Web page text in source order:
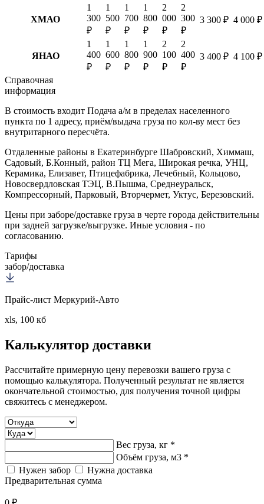
ХМАО
1
300
₽
1
500
₽
1
700
₽
1
800
₽
2
000
₽
2
300
₽
3 300 ₽ 4 000 ₽
ЯНАО
1
400
₽
1
600
₽
1
800
₽
1
900
₽
2
100
₽
2
400
₽
3 400 ₽ 4 100 ₽
Справочная
информация
В стоимость входит Подача а/м в пределах населенного
пункта по 1 адресу, приём/выдача груза по кол-ву мест без
внутритарного пересчёта.
Отдаленные районы в Екатеринбурге Шабровский, Химмаш,
Садовый, Б.Конный, район ТЦ Мега, Широкая речка, УНЦ,
Керамика, Елизавет, Птицефабрика, Лечебный, Кольцово,
Новосвердловская ТЭЦ, В.Пышма, Среднеуральск,
Компрессорный, Парковый, Вторчермет, Уктус, Березовский.
Цены при заборе/доставке груза в черте города действительны
при задней загрузке/выгрузке. Иные условия - по
согласованию.
Тарифы
забор/доставка
Прайс-лист Меркурий-Авто
xls, 100 кб
Калькулятор доставки
Рассчитайте примерную цену перевозки вашего груза с
помощью калькулятора. Полученный результат не является
окончательной стоимостью, для получения точной цифры
свяжитесь с менеджером.
Вес груза, кг *
Объём груза, м3 *
Нужен забор
Нужна доставка
Предварительная сумма